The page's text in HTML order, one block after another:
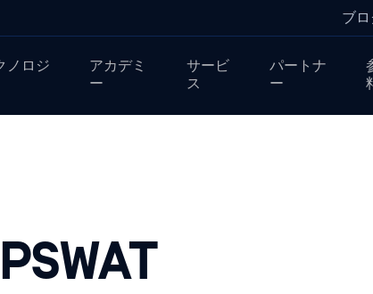
ブ
ノロジ
アカデミ
ー
サービ
ス
パートナ
ー